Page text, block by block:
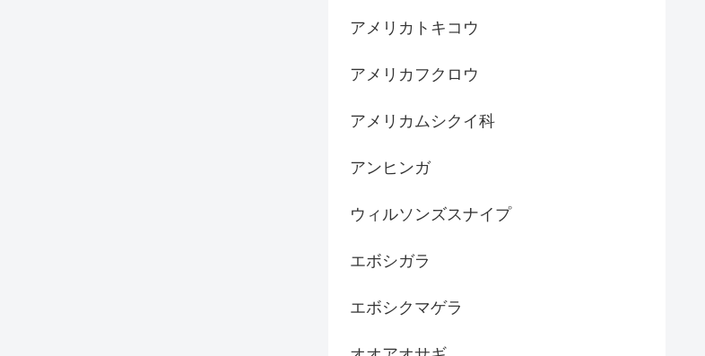
アメリカトキコウ
アメリカフクロウ
アメリカムシクイ科
アンヒンガ
ウィルソンズスナイプ
エボシガラ
エボシクマゲラ